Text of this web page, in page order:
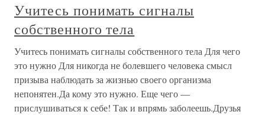
Учитесь понимать сигналы
собственного тела
Учитесь понимать сигналы собственного тела Для чего
это нужно Для никогда не болевшего человека смысл
призыва наблюдать за жизнью своего организма
непонятен.Да кому это нужно. Еще чего —
прислушиваться к себе! Так и впрямь заболеешь.Друзья